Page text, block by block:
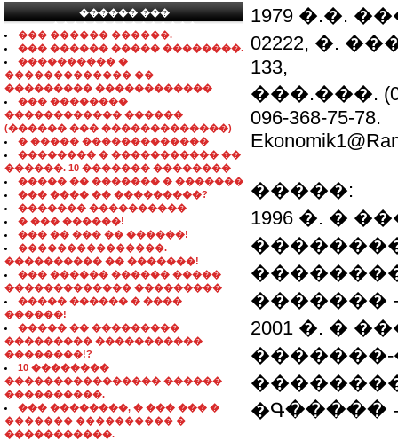
������ ���
���������������
��� ������ ������.
��� ������ ����� ��������.
���������� �
������������� ��
��������� ������������
��� ��������
������������ ������
(������ ��� �������������)
� ����� �������������
�������� � ����������� ��
������. 10 ������� ��������
����� �� ������� � �������
��� ���� �� ���������?
������� ����������
� ��� ������!
��� �� ��� �� ������!
���������������.
���������� �� �������!
��� ������ ������ �����
������������� ���������
����� ������ � ����
������!
����� �� ���������
��������� �����������
��������!?
10 ��������
���������������� ������
����������.
��� ��������, � ��� ��� �
������� ���������� �
�����������.
1979 �.�.
02222, �.
133,
���.���.
096-368-75-78.
�����:
1996 �. �
�������
2001 �. �
�Գ�����